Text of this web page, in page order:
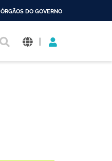
ÓRGÃOS DO GOVERNO
|